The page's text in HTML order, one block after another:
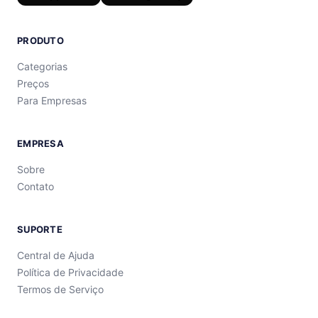
PRODUTO
Categorias
Preços
Para Empresas
EMPRESA
Sobre
Contato
SUPORTE
Central de Ajuda
Política de Privacidade
Termos de Serviço